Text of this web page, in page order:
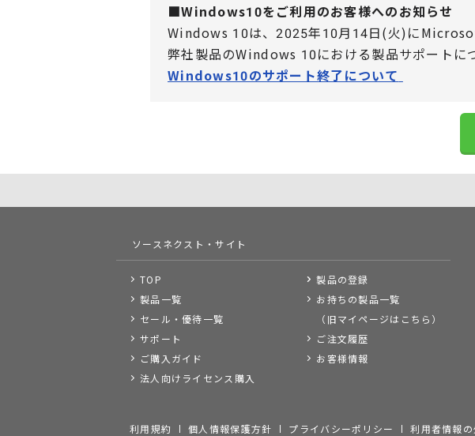
■Windows10をご利用のお客様へのお知らせ
Windows 10は、2025年10月14日(火)に
弊社製品のWindows 10における製品サポートに
Windows10のサポート終了について
ソースネクスト・サイト
TOP
製品一覧
セール・優待一覧
サポート
ご購入ガイド
法人向けライセンス購入
製品の登録
お持ちの製品一覧
（旧マイページはこちら）
ご注文履歴
お客様情報
利用規約 個人情報保護方針 プライバシーポリシー 利用者情報